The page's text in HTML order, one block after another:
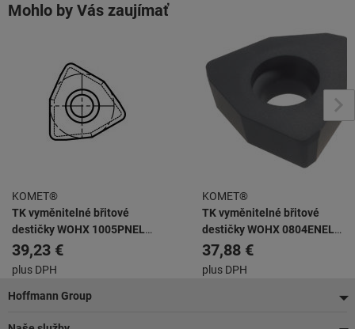
Mohlo by Vás zaujímať
KOMET®
TK vyměnitelné břitové
destičky WOHX 1005PNEL
BK6115
39,23 €
plus DPH
KOMET®
TK vyměnitelné břitové
destičky WOHX 0804ENEL
BK6115
37,88 €
plus DPH
Pätička
Hoffmann Group